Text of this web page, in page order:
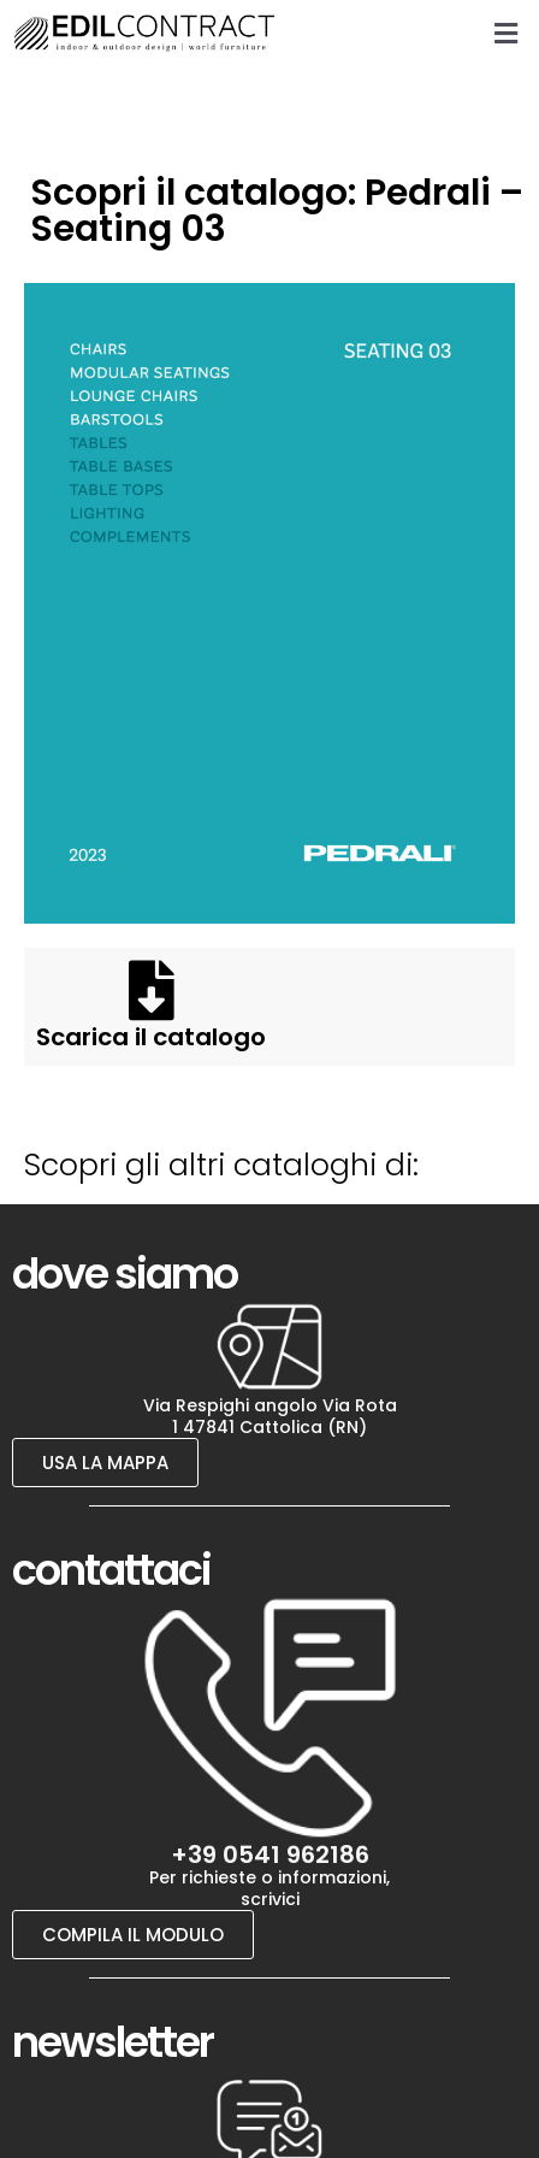
Scopri il catalogo: Pedrali –
Seating 03
Scarica il catalogo
Scopri gli altri cataloghi di:
dove siamo
Via Respighi angolo Via Rota
1 47841 Cattolica (RN)
USA LA MAPPA
contattaci
+39 0541 962186
Per richieste o informazioni,
scrivici
COMPILA IL MODULO
newsletter